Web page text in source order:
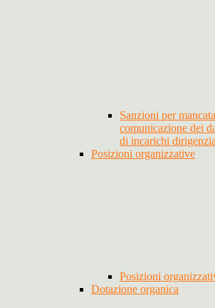
Sanzioni per
comunicazione dei
di incarichi
Posizioni organizzative
Posizioni
Dotazione organica